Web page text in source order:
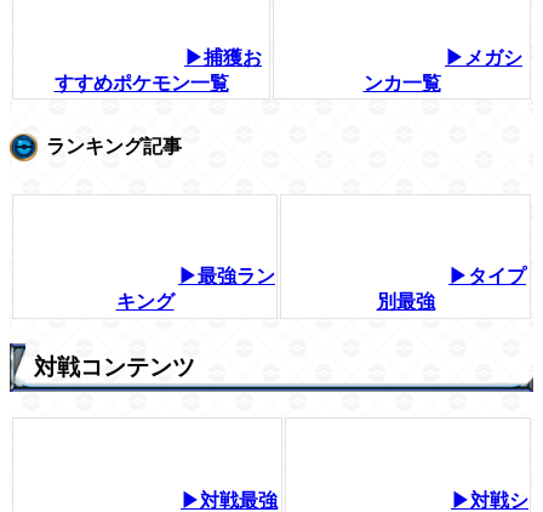
▶捕獲お
すすめポケモン一覧
▶メガシ
ンカ一覧
ランキング記事
▶最強ラン
キング
▶タイプ
別最強
対戦コンテンツ
▶対戦最強
▶対戦シ